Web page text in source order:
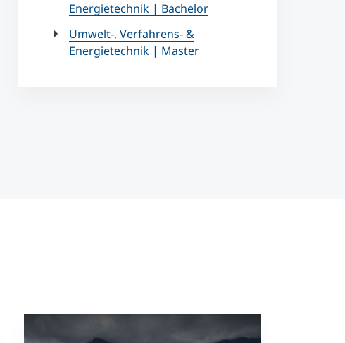
Energietechnik | Bachelor
Umwelt-, Verfahrens- &
Energietechnik | Master